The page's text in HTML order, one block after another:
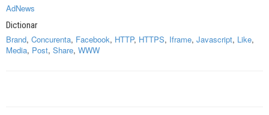
AdNews
Dictionar
Brand, Concurenta, Facebook, HTTP, HTTPS, Iframe, Javascript, Like,
Media, Post, Share, WWW